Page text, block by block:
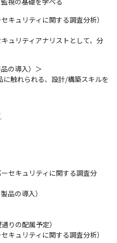
キュリティに関する調査分析）
ュリティアナリストとして、分
の導入）＞
触れられる、設計/構築スキルを
セキュリティに関する調査分
品の導入）
りの配属予定）
キュリティに関する調査分析）